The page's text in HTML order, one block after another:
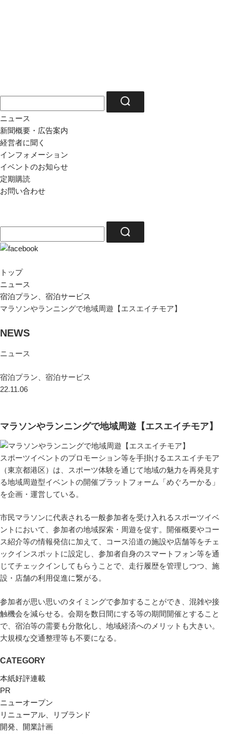
ニュース
新聞概要・広告案内
経営者に聞く
インフォメーション
イベントのお知らせ
定期購読
お問い合わせ
トップ
ニュース
宿泊プラン、宿泊サービス
マラソンやランニングで地域周遊【エスエイチモア】
NEWS
ニュース
宿泊プラン、宿泊サービス
22.11.06
マラソンやランニングで地域周遊【エスエイチモア】
スポーツイベントのプロモーション等を手掛けるエスエイチモア
（東京都港区）は、スポーツ体験を通じて地域の魅力を再発見す
る地域周遊型イベントの開催プラットフォーム「めぐろーかる」
を企画・運営している。
市民マラソンに代表される一般参加者を受け入れるスポーツイベ
ントにおいて、参加者の地域探索・周遊を促す。開催概要やコー
ス紹介等の情報発信に加えて、コース沿道の施設や店舗等をチェ
ックインスポットに設定し、参加者自身のスマートフォン等を通
じてチェックインしてもらうことで、走行履歴を管理しつつ、施
設・店舗の利用促進に繋がる。
参加者が思い思いのタイミングで参加することができ、混雑や接
触機会を減らせる。会期を数日間にする等の期間開催とすること
で、宿泊等の需要も分散化し、地域経済へのメリットも大きい。
大規模な交通整理等も不要になる。
CATEGORY
本紙好評連載
PR
ニューオープン
リニューアル、リブランド
開発、開業計画